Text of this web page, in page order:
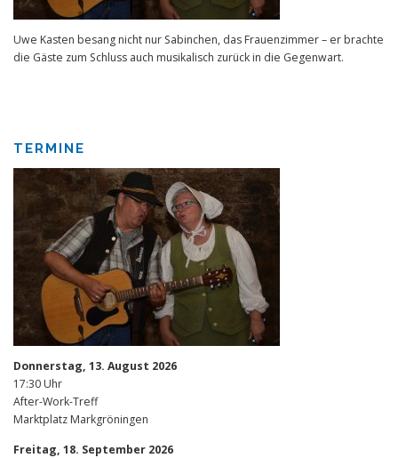
Uwe Kasten besang nicht nur Sabinchen, das Frauenzimmer – er brachte
die Gäste zum Schluss auch musikalisch zurück in die Gegenwart.
TERMINE
Donnerstag, 13. August 2026
17:30 Uhr
After-Work-Treff
Marktplatz Markgröningen
Freitag, 18. September 2026